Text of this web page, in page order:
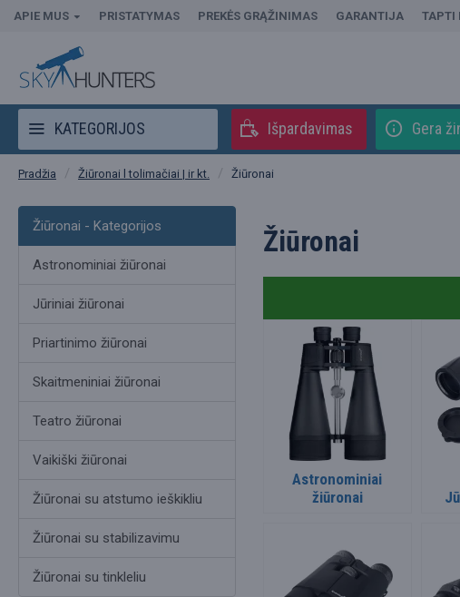
APIE MUS PRISTATYMAS PREKĖS GRĄŽINIMAS GARANTIJA TAPTI
KATEGORIJOS Išpardavimas Gera
Pradžia Žiūronai l tolimačiai | ir kt. Žiūronai
Žiūronai - Kategorijos
Astronominiai žiūronai
Jūriniai žiūronai
Priartinimo žiūronai
Skaitmeniniai žiūronai
Teatro žiūronai
Vaikiški žiūronai
Žiūronai su atstumo ieškikliu
Žiūronai su stabilizavimu
Žiūronai su tinkleliu
Žiūronai
Astronominiai
žiūronai